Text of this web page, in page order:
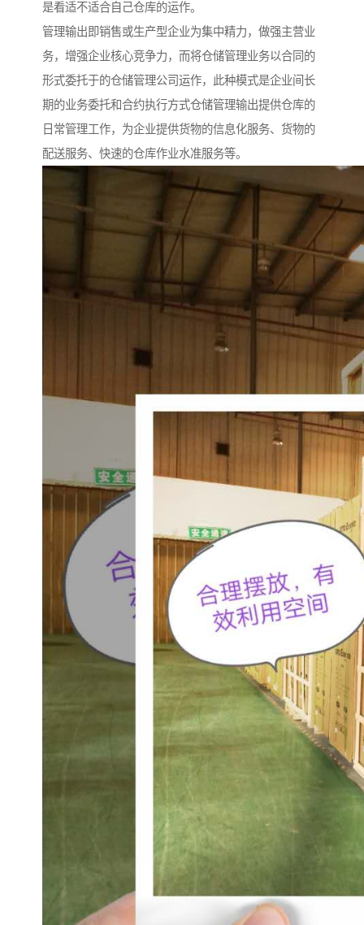
是看适不适合自己仓库的运作。
管理输出即销售或生产型企业为集中精力，做强主营业
务，增强企业核心竞争力，而将仓储管理业务以合同的
形式委托于的仓储管理公司运作，此种模式是企业间长
期的业务委托和合约执行方式仓储管理输出提供仓库的
日常管理工作，为企业提供货物的信息化服务、货物的
配送服务、快速的仓库作业水准服务等。